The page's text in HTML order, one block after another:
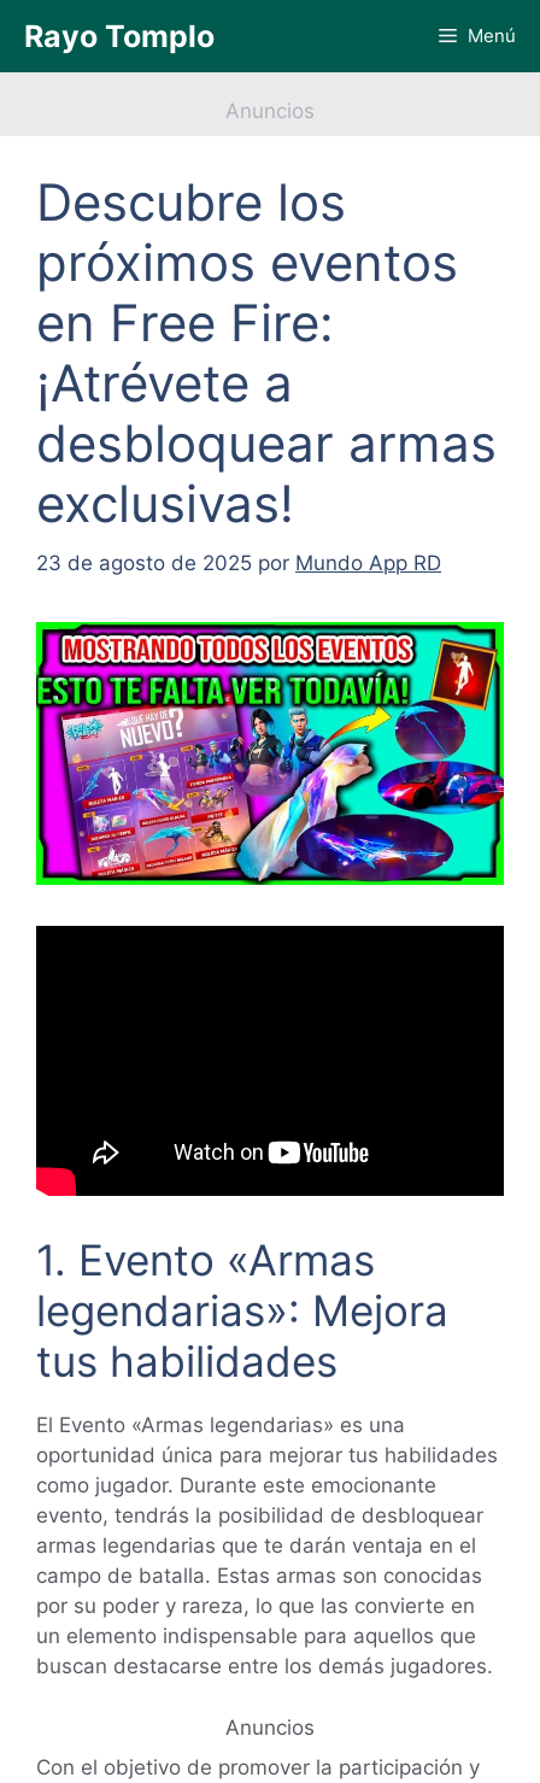
contenido
Rayo Tomplo Menú
Anuncios
Descubre los
próximos eventos
en Free Fire:
¡Atrévete a
desbloquear armas
exclusivas!
23 de agosto de 2025 por Mundo App RD
1. Evento «Armas
legendarias»: Mejora
tus habilidades
El Evento «Armas legendarias» es una
oportunidad única para mejorar tus habilidades
como jugador. Durante este emocionante
evento, tendrás la posibilidad de desbloquear
armas legendarias que te darán ventaja en el
campo de batalla. Estas armas son conocidas
por su poder y rareza, lo que las convierte en
un elemento indispensable para aquellos que
buscan destacarse entre los demás jugadores.
Anuncios
Con el objetivo de promover la participación y